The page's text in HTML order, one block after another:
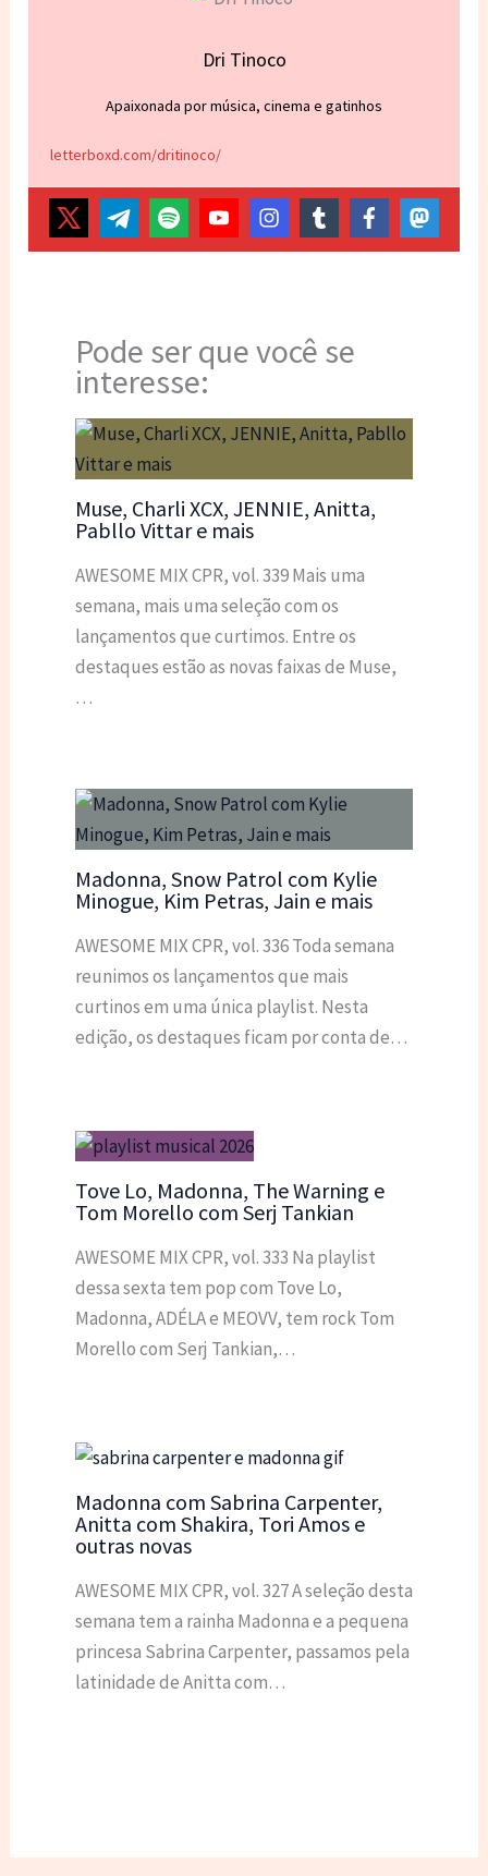
Dri Tinoco
Apaixonada por música, cinema e gatinhos
letterboxd.com/dritinoco/
Pode ser que você se
interesse:
Muse, Charli XCX, JENNIE, Anitta,
Pabllo Vittar e mais
AWESOME MIX CPR, vol. 339 Mais uma
semana, mais uma seleção com os
lançamentos que curtimos. Entre os
destaques estão as novas faixas de Muse,
…
Madonna, Snow Patrol com Kylie
Minogue, Kim Petras, Jain e mais
AWESOME MIX CPR, vol. 336 Toda semana
reunimos os lançamentos que mais
curtinos em uma única playlist. Nesta
edição, os destaques ficam por conta de…
Tove Lo, Madonna, The Warning e
Tom Morello com Serj Tankian
AWESOME MIX CPR, vol. 333 Na playlist
dessa sexta tem pop com Tove Lo,
Madonna, ADÉLA e MEOVV, tem rock Tom
Morello com Serj Tankian,…
Madonna com Sabrina Carpenter,
Anitta com Shakira, Tori Amos e
outras novas
AWESOME MIX CPR, vol. 327 A seleção desta
semana tem a rainha Madonna e a pequena
princesa Sabrina Carpenter, passamos pela
latinidade de Anitta com…